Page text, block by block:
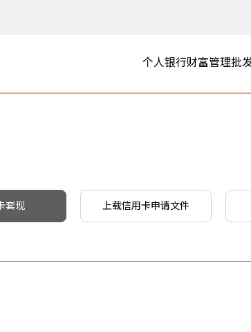
个人银行财富管理批
套现 上载信用卡申请文件